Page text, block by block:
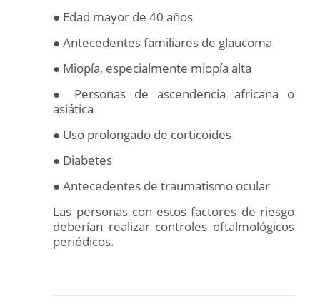
● Edad mayor de 40 años
● Antecedentes familiares de glaucoma
● Miopía, especialmente miopía alta
● Personas de ascendencia africana o
asiática
● Uso prolongado de corticoides
● Diabetes
● Antecedentes de traumatismo ocular
Las personas con estos factores de riesgo
deberían realizar controles oftalmológicos
periódicos.